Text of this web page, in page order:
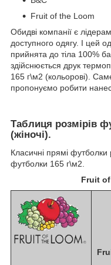
Fruit of the Loom
Обидві компанії є
доступного одягу. І цей
прийнята до тіла 100%
здійснюється друк
165 г\м2 (кольорові).
пропонуємо робити
Таблиця розмірів
(жіночі).
Класичні прямі футболки
футболки 165 г\м2.
Fruit